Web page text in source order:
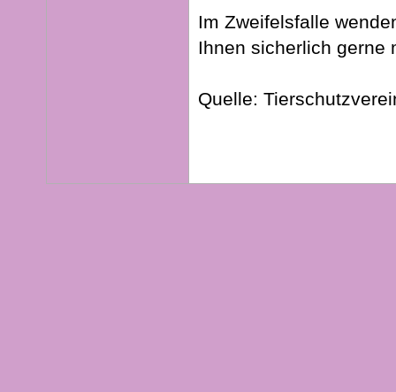
Im Zweifelsfalle
Ihnen sicherlich gerne
Quelle: